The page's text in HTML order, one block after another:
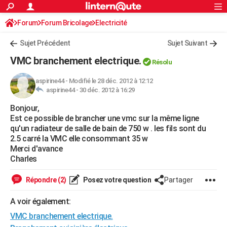
ACTUALITÉS
Politique
Société
Faits Divers
Education
Monde
Villes
+
FINANCE
Retraite
Impôts
Epargne
Immobilier
Risques naturels par ville
Banque
Assurance
Crédit
AUTO
Essais
Réserver un essai
Citadines
Berlines
SUV
Forum auto
+HIGH-TECH
Mobiles
Meilleur smartphone
Internet
Ordinateurs
Jeux vidéo
Guide high-tech
+BRICOLAGE
Forum
Aménagement intérieur
Extérieur
Cuisine
Salle de bains
Jardinage
Rangement
WEEK-END
Guides de France
Escapades
Patrimoine
Expositions
Musées
Week-end nature
LIFESTYLE
SANTE
Alimentation
Guide de la santé
Maladies
Médicaments
Sommeil
VOYAGE
S'inscrire
Connexion
Forum Forum Bricolage Electricité
Sujet Précédent Sujet Suivant
VMC branchement electrique. Résolu
aspirine44- Modifié le 28 déc. 2012 à 12:12
aspirine44 - 30 déc. 2012 à 16:29
Bonjour,
Est ce possible de brancher une vmc sur la même ligne
qu'un radiateur de salle de bain de 750 w . les fils sont du
2.5 carré la VMC elle consommant 35 w
Merci d'avance
Charles
Répondre (2) Posez votre question Partager
A voir également:
VMC branchement electrique.